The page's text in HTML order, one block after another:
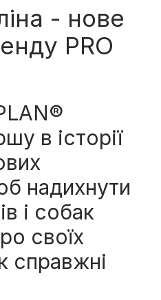
- нове
PRO
в історії
надихнути
і собак
своїх
справжні